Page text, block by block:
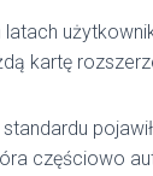
kartę
częściowo